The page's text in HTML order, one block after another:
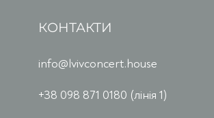
КОНТАКТИ
info@lvivconcert.house
+38 098 871 0180 (лінія 1)